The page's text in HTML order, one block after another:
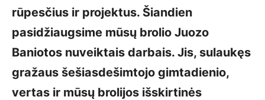
rūpesčius ir projektus. Šiandien
pasidžiaugsime mūsų brolio Juozo
Baniotos nuveiktais darbais. Jis, sulaukęs
gražaus šešiasdešimtojo gimtadienio,
vertas ir mūsų brolijos išskirtinės